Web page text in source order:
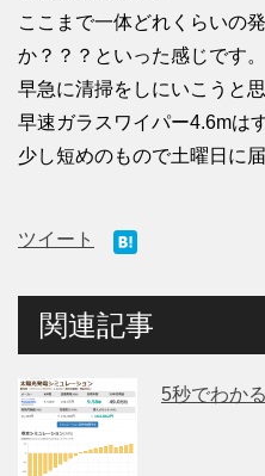
ここまで一体どれくらいの
か？？？といった感じです。
早急に清掃をしにいこうと思
早速ガラスワイパー4.6mは
少し短めのもので土曜日に
ツイート
関連記事
5秒でわか